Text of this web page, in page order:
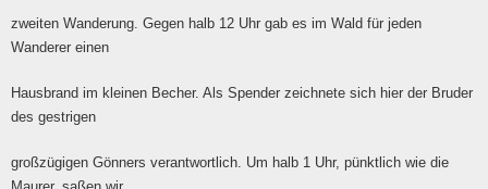
zweiten Wanderung. Gegen halb 12 Uhr gab es im Wald für jeden
Wanderer einen
Hausbrand im kleinen Becher. Als Spender zeichnete sich hier der Bruder
des gestrigen
großzügigen Gönners verantwortlich. Um halb 1 Uhr, pünktlich wie die